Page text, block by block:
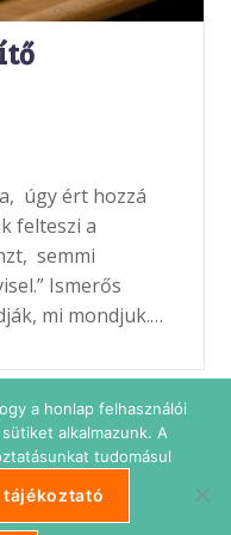
úgy ért hozzá
felteszi a
semmi
Ismerős
mi mondjuk.…
Süti beállítások
a honlap felhasználói
alkalmazunk. A
tudomásul